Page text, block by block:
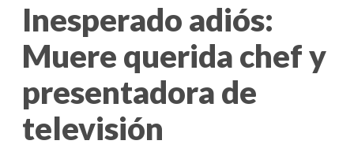
Inesperado adiós:
Muere querida chef y
presentadora de
televisión